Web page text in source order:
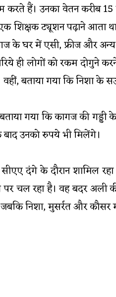
हैं। उनका वेतन करीब
शिक्षक ट्यूशन पढ़ाने आता
घर में एसी, फ्रीज और अन्य
ही लोगों को रकम
वहीं, बताया गया कि
बताया गया कि कागज की
उनको रुपये भी मिलेंगे।
दंगे के दौरान शामिल
रहा है। वह बदर अली की
निशा, मुसर्रत और कौसर